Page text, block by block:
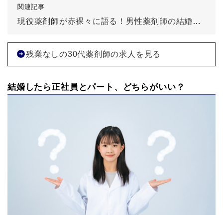
関連記事
現役薬剤師が赤裸々に語る！男性薬剤師の結婚観について！
残業なしの30代薬剤師の求人を見る
結婚したら正社員とパート、どちらがいい？